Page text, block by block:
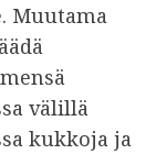
Muutama
välillä
kukkoja ja